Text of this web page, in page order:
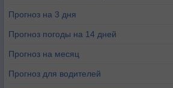
Прогноз на 3 дня
Прогноз погоды на 14 дней
Прогноз на месяц
Прогноз для водителей